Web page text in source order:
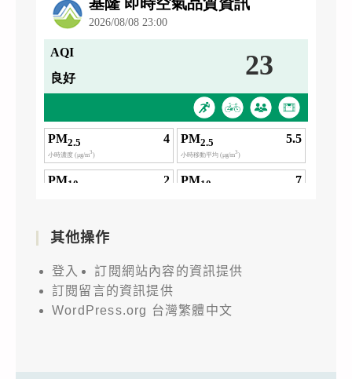
其他操作
登入
訂閱網站內容的資訊提供
訂閱留言的資訊提供
WordPress.org 台灣繁體中文